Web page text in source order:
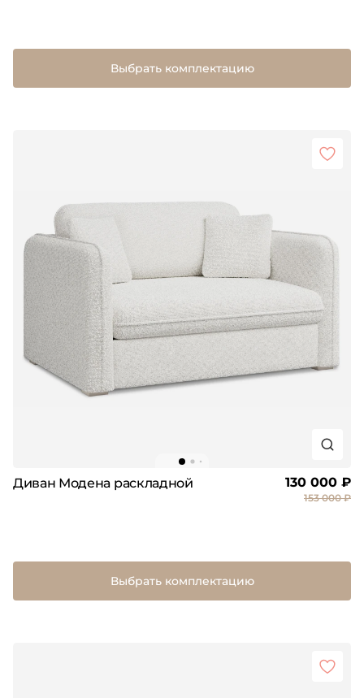
Выбрать комплектацию
Диван Модена раскладной 130 000 ₽
153 000 ₽
Выбрать комплектацию